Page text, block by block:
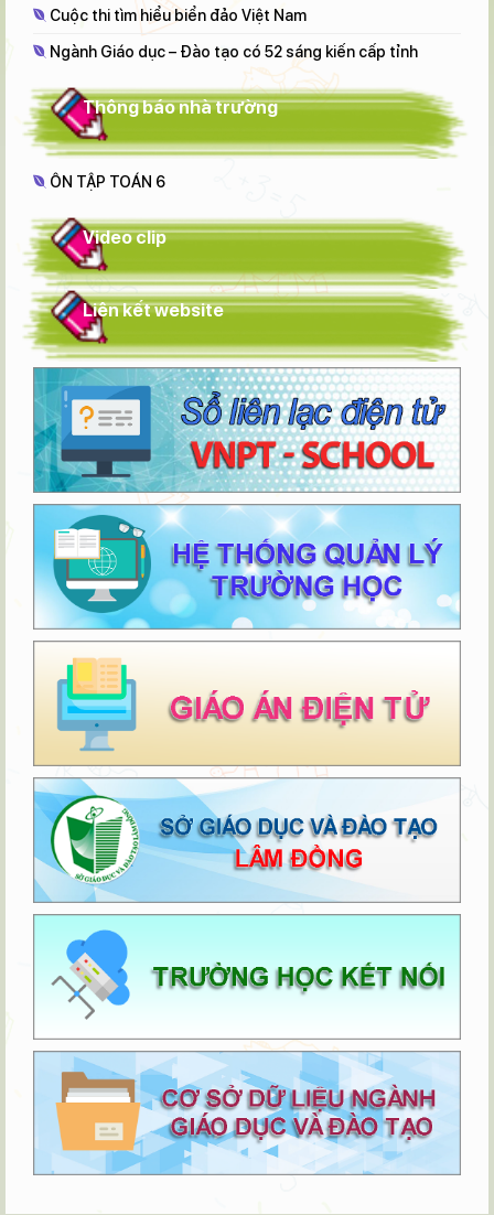
Cuộc thi tìm hiểu biển đảo Việt Nam
Ngành Giáo dục – Đào tạo có 52 sáng kiến cấp tỉnh
Thông báo nhà trường
ÔN TẬP TOÁN 6
Video clip
Liên kết website